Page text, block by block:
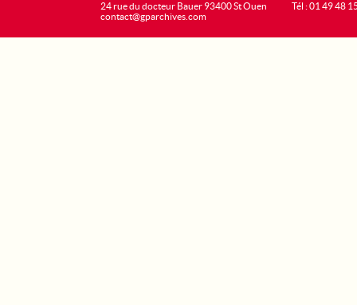
24 rue du docteur Bauer 93400 St Ouen
contact@gparchives.com
Tél : 01 49 48